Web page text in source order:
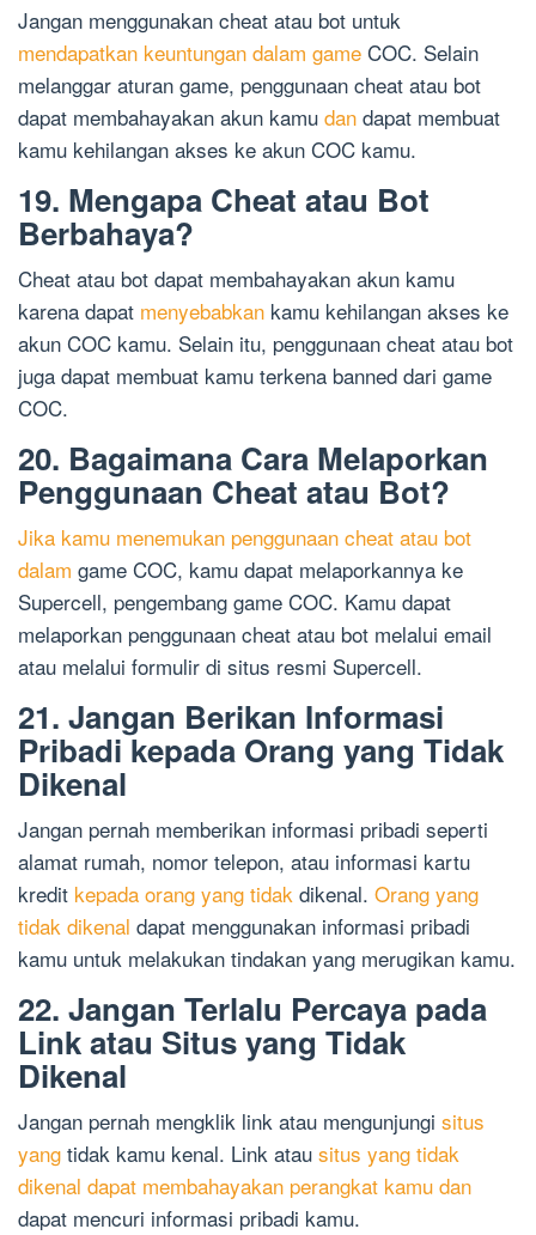
Jangan menggunakan cheat atau bot untuk
mendapatkan keuntungan dalam game COC. Selain
melanggar aturan game, penggunaan cheat atau bot
dapat membahayakan akun kamu dan dapat membuat
kamu kehilangan akses ke akun COC kamu.
19. Mengapa Cheat atau Bot
Berbahaya?
Cheat atau bot dapat membahayakan akun kamu
karena dapat menyebabkan kamu kehilangan akses ke
akun COC kamu. Selain itu, penggunaan cheat atau bot
juga dapat membuat kamu terkena banned dari game
COC.
20. Bagaimana Cara Melaporkan
Penggunaan Cheat atau Bot?
Jika kamu menemukan penggunaan cheat atau bot
dalam game COC, kamu dapat melaporkannya ke
Supercell, pengembang game COC. Kamu dapat
melaporkan penggunaan cheat atau bot melalui email
atau melalui formulir di situs resmi Supercell.
21. Jangan Berikan Informasi
Pribadi kepada Orang yang Tidak
Dikenal
Jangan pernah memberikan informasi pribadi seperti
alamat rumah, nomor telepon, atau informasi kartu
kredit kepada orang yang tidak dikenal. Orang yang
tidak dikenal dapat menggunakan informasi pribadi
kamu untuk melakukan tindakan yang merugikan kamu.
22. Jangan Terlalu Percaya pada
Link atau Situs yang Tidak
Dikenal
Jangan pernah mengklik link atau mengunjungi situs
yang tidak kamu kenal. Link atau situs yang tidak
dikenal dapat membahayakan perangkat kamu dan
dapat mencuri informasi pribadi kamu.